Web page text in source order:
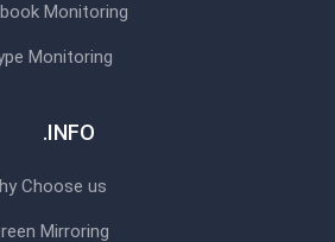
Monitoring
Monitoring
INFO.
Choose us
Mirroring